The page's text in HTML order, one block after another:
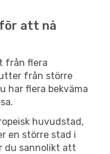
att nå
från flera
från större
har flera bekväma
huvudstad,
en större stad i
du sannolikt att